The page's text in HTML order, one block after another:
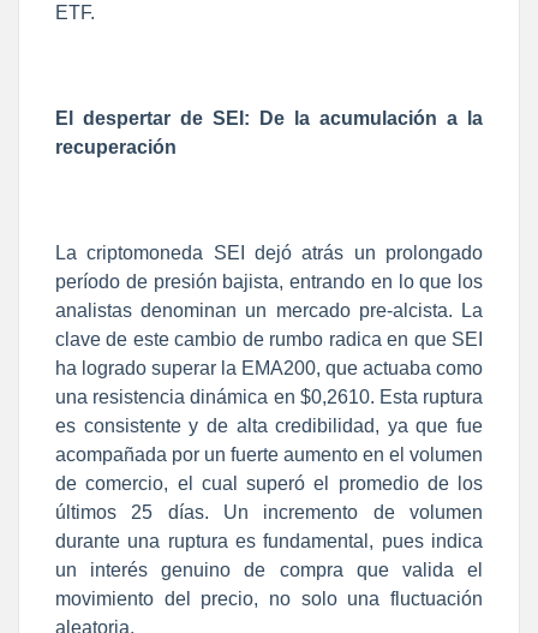
ETF.
El despertar de SEI: De la acumulación a la
recuperación
La criptomoneda SEI dejó atrás un prolongado
período de presión bajista, entrando en lo que los
analistas denominan un mercado pre-alcista. La
clave de este cambio de rumbo radica en que SEI
ha logrado superar la EMA200, que actuaba como
una resistencia dinámica en $0,2610. Esta ruptura
es consistente y de alta credibilidad, ya que fue
acompañada por un fuerte aumento en el volumen
de comercio, el cual superó el promedio de los
últimos 25 días. Un incremento de volumen
durante una ruptura es fundamental, pues indica
un interés genuino de compra que valida el
movimiento del precio, no solo una fluctuación
aleatoria.